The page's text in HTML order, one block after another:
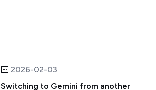
2026-02-03
Switching to Gemini from another